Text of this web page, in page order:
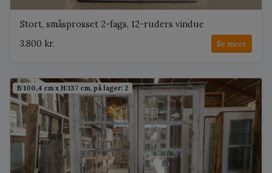
Stort, småsprosset 2-fags, 12-ruders vindue
3.800 kr.
Se mere
B:100,4 cm x H:137 cm, på lager: 2